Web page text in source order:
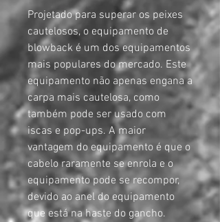
Projetado para superar os peixes
cautelosos, o equipamento de
blowback é um dos equipamentos
mais populares do mercado. Este
equipamento não apenas engana a
carpa mais cautelosa, como
também pode ser usado com
iscas e pop-ups. A maior
vantagem do equipamento é que o
cabelo raramente se enrola e o
equipamento pode se recompor,
devido ao anel do equipamento
que está na haste do gancho.